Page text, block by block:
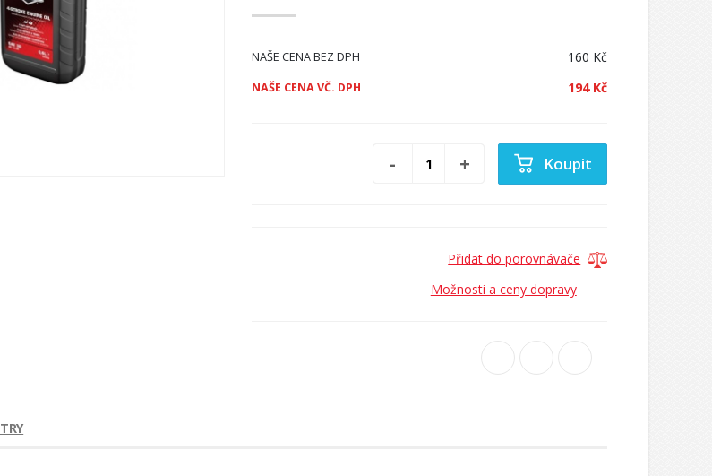
NAŠE CENA BEZ DPH 160 Kč
NAŠE CENA VČ. DPH 194 Kč
Koupit
Přidat do porovnávače
Možnosti a ceny dopravy